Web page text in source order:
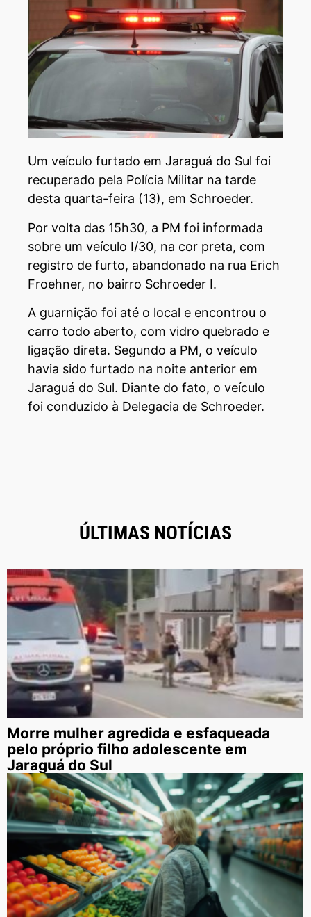
Um veículo furtado em Jaraguá do Sul foi
recuperado pela Polícia Militar na tarde
desta quarta-feira (13), em Schroeder.
Por volta das 15h30, a PM foi informada
sobre um veículo I/30, na cor preta, com
registro de furto, abandonado na rua Erich
Froehner, no bairro Schroeder I.
A guarnição foi até o local e encontrou o
carro todo aberto, com vidro quebrado e
ligação direta. Segundo a PM, o veículo
havia sido furtado na noite anterior em
Jaraguá do Sul. Diante do fato, o veículo
foi conduzido à Delegacia de Schroeder.
ÚLTIMAS NOTÍCIAS
Morre mulher agredida e esfaqueada
pelo próprio filho adolescente em
Jaraguá do Sul